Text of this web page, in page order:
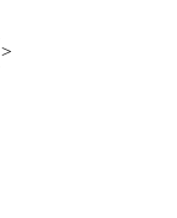
>